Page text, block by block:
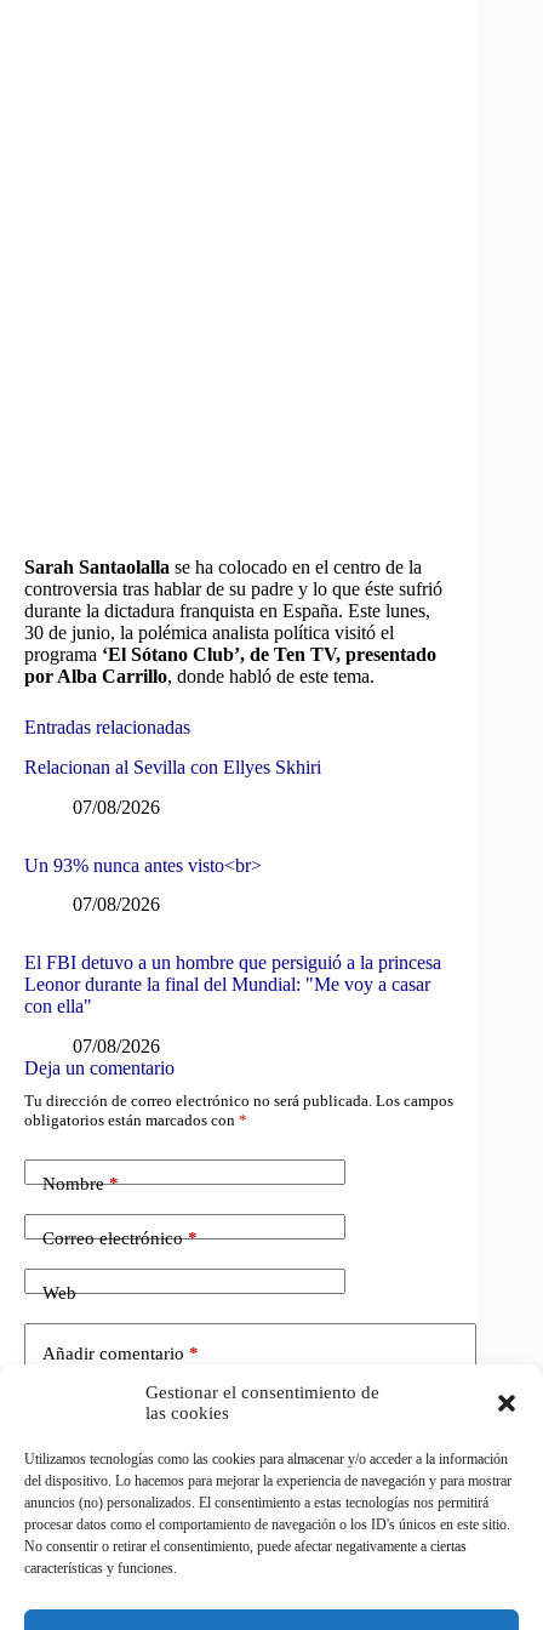
Gestionar el consentimiento de
las cookies
Utilizamos tecnologías como las cookies para almacenar y/o acceder a la información
del dispositivo. Lo hacemos para mejorar la experiencia de navegación y para mostrar
anuncios (no) personalizados. El consentimiento a estas tecnologías nos permitirá
procesar datos como el comportamiento de navegación o los ID's únicos en este sitio.
No consentir o retirar el consentimiento, puede afectar negativamente a ciertas
características y funciones.
Sarah Santaolalla se ha colocado en el centro de la
controversia tras hablar de su padre y lo que éste sufrió
durante la dictadura franquista en España. Este lunes,
30 de junio, la polémica analista política visitó el
programa ‘El Sótano Club’, de Ten TV, presentado
por Alba Carrillo, donde habló de este tema.
Entradas relacionadas
Relacionan al Sevilla con Ellyes Skhiri
07/08/2026
Un 93% nunca antes visto<br>
07/08/2026
El FBI detuvo a un hombre que persiguió a la princesa
Leonor durante la final del Mundial: "Me voy a casar
con ella"
07/08/2026
Deja un comentario
Tu dirección de correo electrónico no será publicada. Los campos
obligatorios están marcados con *
Nombre*
Correo electrónico*
Web
Añadir comentario *
Publicar el comentario